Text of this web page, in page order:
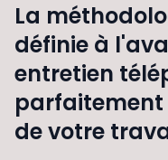
La
définie à
entretien
parfaitement
de votre